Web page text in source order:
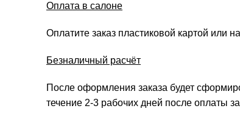
Оплата в салоне
Оплатите заказ пластиковой картой или
Безналичный расчёт
После оформления заказа будет
течение 2-3 рабочих дней после оплаты